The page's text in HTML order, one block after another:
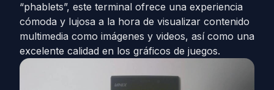
“phablets”, este terminal ofrece una experiencia
cómoda y lujosa a la hora de visualizar contenido
multimedia como imágenes y videos, así como una
excelente calidad en los gráficos de juegos.